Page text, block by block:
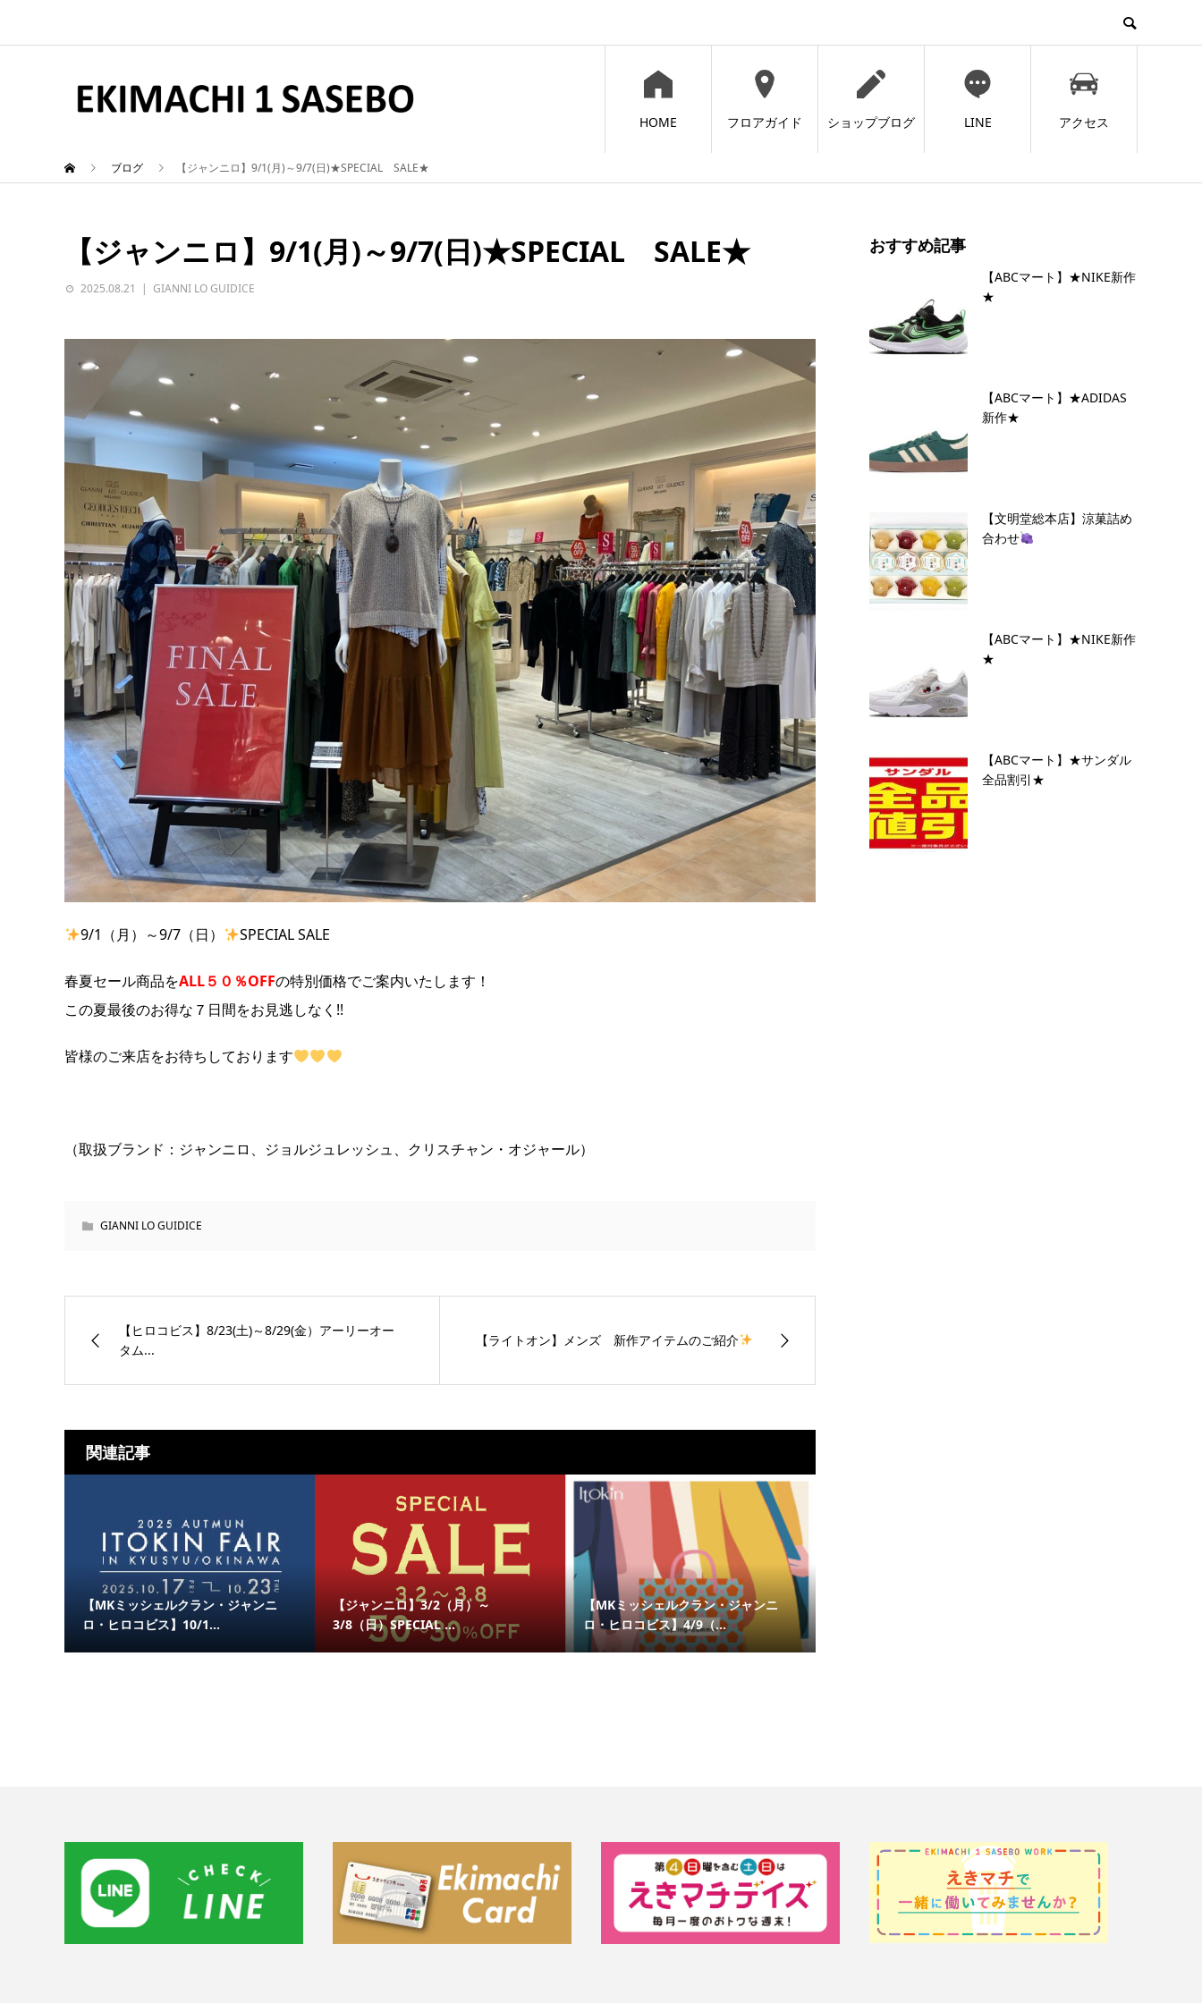
HOME フロアガイド ショップブログ LINE アクセス
ブログ 【ジャンニロ】9/1(月)～9/7(日)★SPECIAL SALE★
【ジャンニロ】9/1(月)～9/7(日)★SPECIAL SALE★
2025.08.21 GIANNI LO GUIDICE
9/1（月）～9/7（日） SPECIAL SALE
春夏セール商品をALL５０％OFFの特別価格でご案内いたします！
この夏最後のお得な７日間をお見逃しなく!!
皆様のご来店をお待ちしております
（取扱ブランド：ジャンニロ、ジョルジュレッシュ、クリスチャン・オジャール）
GIANNI LO GUIDICE
【ヒロコビス】8/23(土)～8/29(金）アーリーオー
タム...
【ライトオン】メンズ 新作アイテムのご紹介
関連記事
【MKミッシェルクラン・ジャンニ
ロ・ヒロコビス】10/1...
【ジャンニロ】3/2（月）～
3/8（日）SPECIAL ...
【MKミッシェルクラン・ジャンニ
ロ・ヒロコビス】4/9（...
おすすめ記事
【ABCマート】★NIKE新作
★
【ABCマート】★ADIDAS
新作★
【文明堂総本店】涼菓詰め
合わせ
【ABCマート】★NIKE新作
★
【ABCマート】★サンダル
全品割引★